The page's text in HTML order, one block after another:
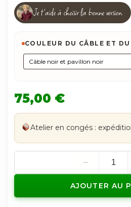
Je t'aide à choisir la bonne version
COULEUR DU CÂBLE ET
75,00 €
Atelier en congés :
de
Suze
−
AJOUTER AU